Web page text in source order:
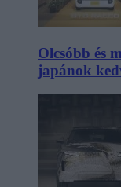
Olcsóbb és
japánok